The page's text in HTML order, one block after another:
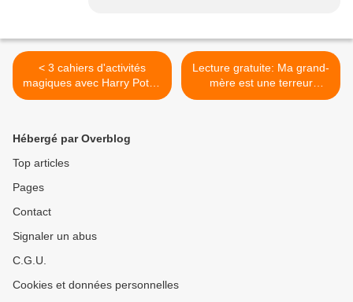
< 3 cahiers d'activités
magiques avec Harry Potter
en téléchargement gratuit
Lecture gratuite: Ma grand-
mère est une terreur
de Guillaume Guéraud et
Hébergé par Overblog
Top articles
Pages
Contact
Signaler un abus
C.G.U.
Cookies et données personnelles